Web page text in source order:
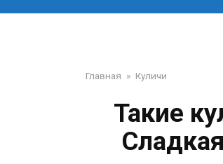
Главная » Куличи
Такие